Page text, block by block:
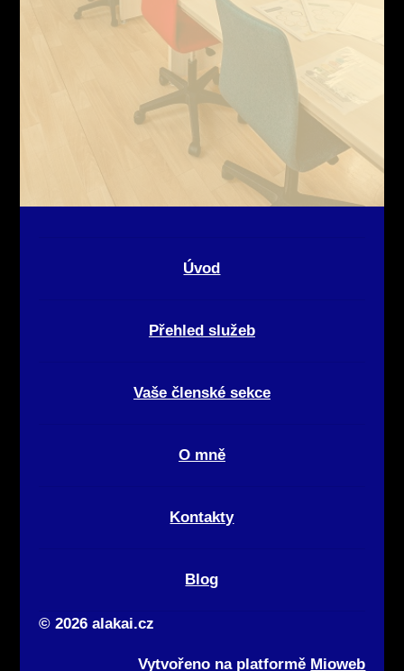
Úvod
Přehled služeb
Vaše členské sekce
O mně
Kontakty
Blog
© 2026 alakai.cz
Vytvořeno na platformě Mioweb